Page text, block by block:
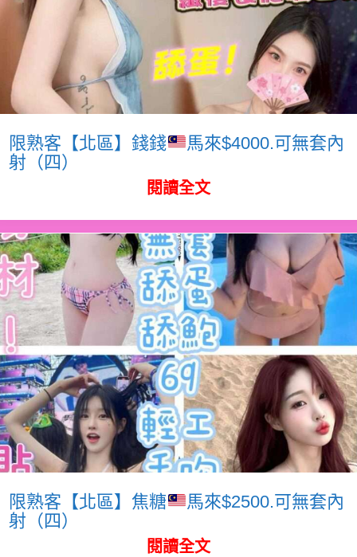
限熟客【北區】錢錢
馬來$4000.可無套內
射（四）
閱讀全文
限熟客【北區】焦糖
馬來$2500.可無套內
射（四）
閱讀全文